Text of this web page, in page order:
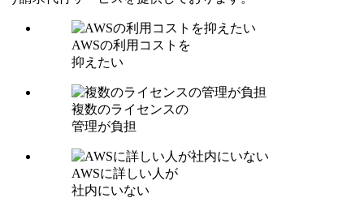
AWSの利用コストを
抑えたい
複数のライセンスの
管理が負担
AWSに詳しい人が
社内にいない